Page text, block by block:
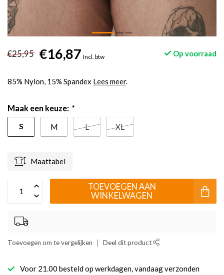
€25,95 €16,87 Incl. btw Op voorraad
85% Nylon, 15% Spandex Lees meer.
Maak een keuze: *
S M L XL
Maattabel
TOEVOEGEN AAN
WINKELWAGEN
Toevoegen om te vergelijken Deel dit product
Voor 21.00 besteld op werkdagen, vandaag verzonden